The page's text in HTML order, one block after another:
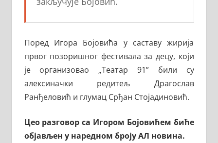
Поред Игора Бојовића у саставу жирија
првог позоришног фестивала за децу, који
је организовао „Театар 91” били су
алексиначки редитељ Драгослав
Ранђеловић и глумац Срђан Стојадиновић.
Цео разговор са Игором Бојовићем биће
објављен у наредном броју АЛ новинa.